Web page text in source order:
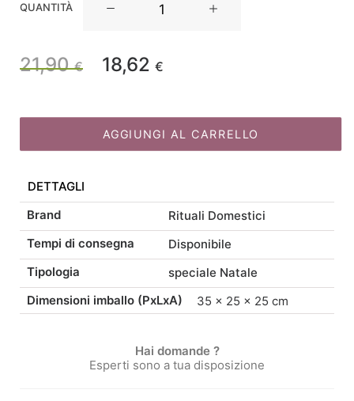
QUANTITÀ
Rosso
21,90€
originale
21,90 €.
18,62 €
attuale
18,62 €.
AGGIUNGI AL CARRELLO
DETTAGLI
Brand
Rituali Domestici
Tempi di consegna
Disponibile
Tipologia
speciale Natale
Dimensioni imballo (PxLxA)
35 × 25 × 25 cm
Hai domande ?
Esperti sono a tua disposizione